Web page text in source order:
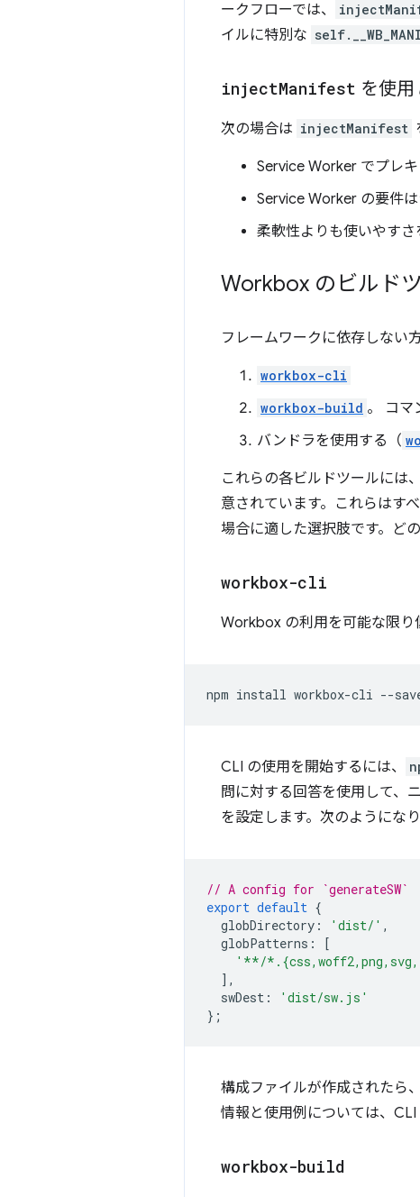
ークフローでは、
イルに特別な
injectManifest を使用
次の場合は injectManifest
Service Worker でプレキ
Service Worker の要件は
柔軟性よりも使いやすさ
Workbox のビルド
フレームワークに依存しない
workbox-cli
workbox-build 。 コマ
バンドラを使用する（
これらの各ビルドツールには
意されています。これらはす
場合に適した選択肢です。ど
workbox-cli
Workbox の利用を可能な限り
npm install workbox-cli
CLI の使用を開始するには、
問に対する回答を使用して、
を設定します。次のようになり
// A config for `generateSW`
export default {
globDirectory : 'dist/' ,
globPatterns :
[
'**/
],
swDest :
'dist/sw.js'
};
構成ファイルが作成されたら
情報と使用例については、CLI
workbox-build